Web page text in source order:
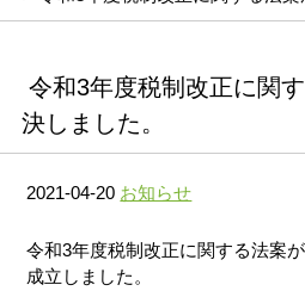
令和3年度税制改正に関
決しました。
2021-04-20 お知らせ
令和3年度税制改正に関する法案
成立しました。